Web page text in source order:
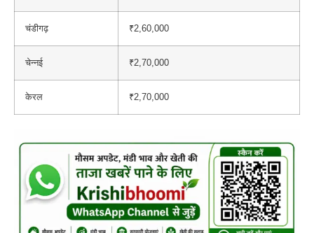
चंडीगढ़ ₹2,60,000
चेन्नई ₹2,70,000
केरल ₹2,70,000